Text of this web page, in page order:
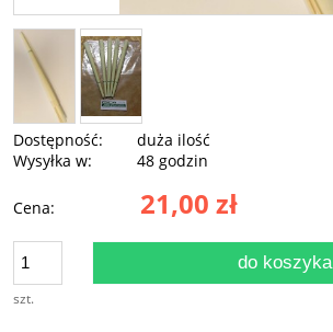
Dostępność:
duża ilość
Wysyłka w:
48 godzin
Cena: 21,00 zł
szt.
do koszyka